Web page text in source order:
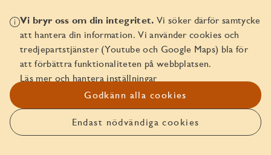
Anmäl intresse
Boka bostaden före någon
annan!
Den här bostaden går att boka. Läs mer om hur det funkar
Vi bryr oss om din integritet. Vi söker därför samtycke
att hantera din information. Vi använder cookies och
tredjepartstjänster (Youtube och Google Maps) bla för
att förbättra funktionaliteten på webbplatsen.
Läs mer och hantera inställningar
Godkänn alla cookies
Endast nödvändiga cookies